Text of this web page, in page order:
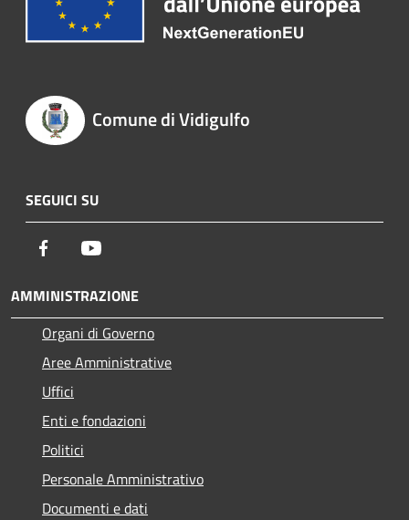
Comune di Vidigulfo
SEGUICI SU
Facebook
AMMINISTRAZIONE
Organi di Governo
Aree Amministrative
Uffici
Enti e fondazioni
Politici
Personale Amministrativo
Documenti e dati